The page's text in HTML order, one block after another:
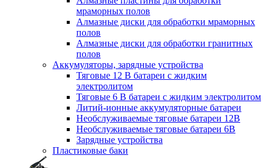
мраморных полов
Алмазные диски для обработки мраморных
полов
Алмазные диски для обработки гранитных
полов
Аккумуляторы, зарядные устройства
Тяговые 12 В батареи с жидким
электролитом
Тяговые 6 В батареи с жидким электролитом
Литий-ионные аккумуляторные батареи
Необслуживаемые тяговые батареи 12В
Необслуживаемые тяговые батареи 6В
Зарядные устройства
Пластиковые баки